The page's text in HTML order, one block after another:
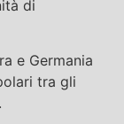
di
e Germania
tra gli